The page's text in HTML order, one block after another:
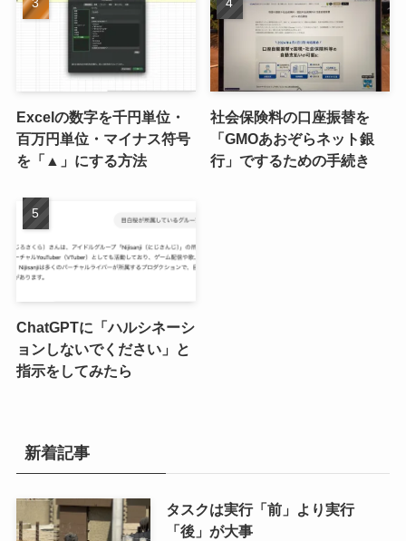
Excelの数字を千円単位・
百万円単位・マイナス符号
を「▲」にする方法
社会保険料の口座振替を
「GMOあおぞらネット銀
行」でするための手続き
ChatGPTに「ハルシネーシ
ョンしないでください」と
指示をしてみたら
新着記事
タスクは実行「前」より実行
「後」が大事